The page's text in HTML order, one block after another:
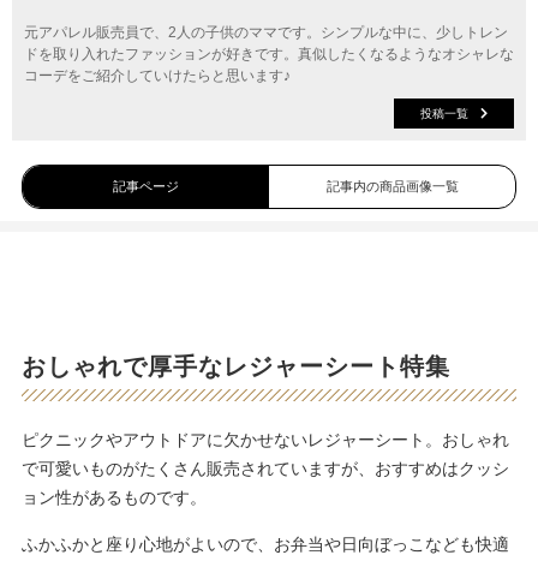
元アパレル販売員で、2人の子供のママです。シンプルな中に、少しトレン
ドを取り入れたファッションが好きです。真似したくなるようなオシャレな
コーデをご紹介していけたらと思います♪
投稿一覧
記事ページ 記事内の商品画像一覧
おしゃれで厚手なレジャーシート特集
ピクニックやアウトドアに欠かせないレジャーシート。おしゃれ
で可愛いものがたくさん販売されていますが、おすすめはクッシ
ョン性があるものです。
ふかふかと座り心地がよいので、お弁当や日向ぼっこなども快適